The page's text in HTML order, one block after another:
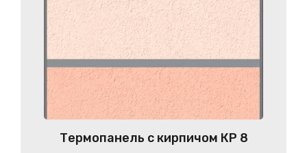
Термопанель с кирпичом КP 8